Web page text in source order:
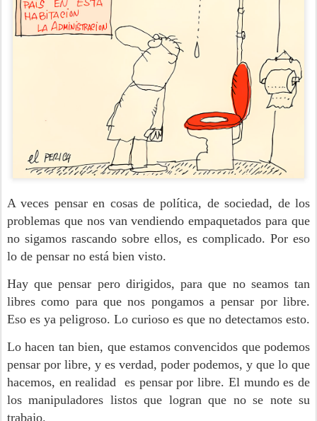
A veces pensar en cosas de política, de sociedad, de los
problemas que nos van vendiendo empaquetados para que
no sigamos rascando sobre ellos, es complicado. Por eso
lo de pensar no está bien visto.
Hay que pensar pero dirigidos, para que no seamos tan
libres como para que nos pongamos a pensar por libre.
Eso es ya peligroso. Lo curioso es que no detectamos esto.
Lo hacen tan bien, que estamos convencidos que podemos
pensar por libre, y es verdad, poder podemos, y que lo que
hacemos, en realidad es pensar por libre. El mundo es de
los manipuladores listos que logran que no se note su
trabajo.